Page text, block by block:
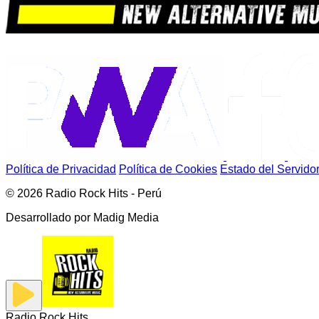
Política de Privacidad Política de Cookies Estado del Servidor
© 2026 Radio Rock Hits - Perú
Desarrollado por Madig Media